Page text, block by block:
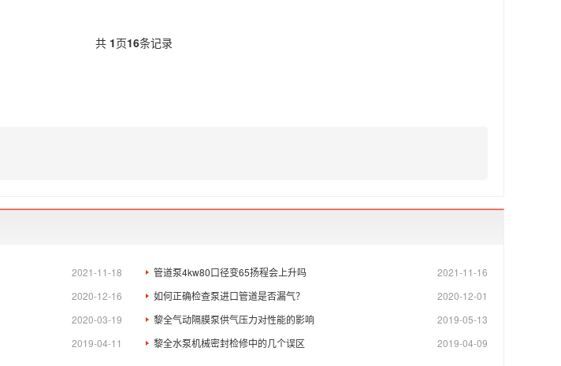
共 1页16条记录
2021-11-18 2021-11-16
管道泵4kw80口径变65扬程会上升吗
2020-12-16
2020-12-01
如何正确检查泵进口管道是否漏气？
2020-03-19
2019-05-13
黎全气动隔膜泵供气压力对性能的影响
2019-04-11
2019-04-09
黎全水泵机械密封检修中的几个误区